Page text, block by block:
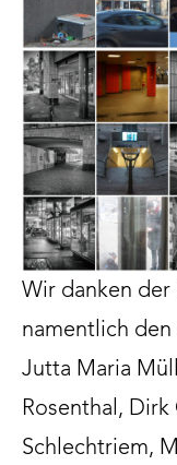
Wir danken
namentlich
Jutta Maria
Rosenthal,
Schlechtriem,